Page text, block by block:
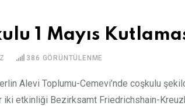
1 Mayıs
386 GÖRÜNTÜLENME
Alevi Toplumu-Cemevi’nde coşkulu
iki etkinliği Bezirksamt Friedrichshain-